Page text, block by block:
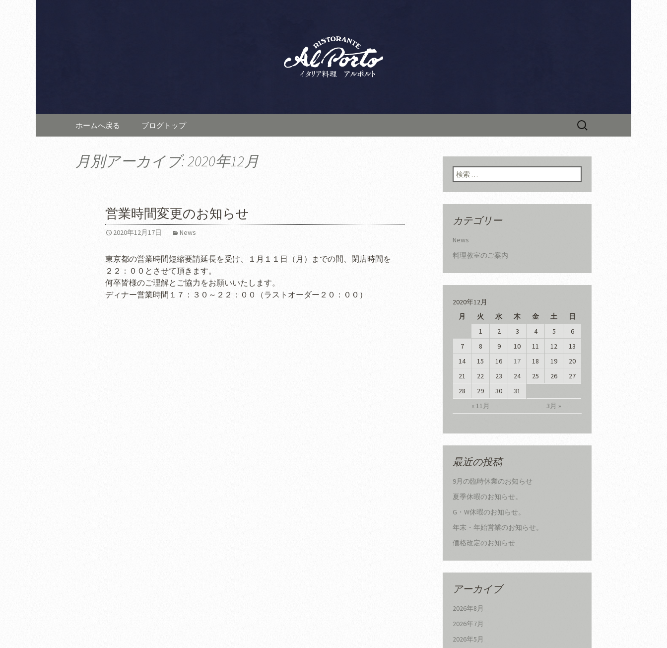
西麻布で人気のイタリアン「リストラン
テ アルポルト」の新着情報
コンテンツへ移動
ホームへ戻る ブログトップ
検
月別アーカイブ: 2020年12月
営業時間変更のお知らせ
2020年12月17日 News
東京都の営業時間短縮要請延長を受け、１月１１日（月）までの間、閉店時間を
２２：００とさせて頂きます。
何卒皆様のご理解とご協力をお願いいたします。
ディナー営業時間１７：３０～２２：００（ラストオーダー２０：００）
検索:
カテゴリー
News
料理教室のご案内
2020年12月
月
火 水 木 金 土 日
« 11月 3月 »
1 2 3 4 5
6
7
8 9 10 11 12
13
14
15 16 17 18 19
20
21
22 23 24 25 26
27
28
29 30 31
最近の投稿
9月の臨時休業のお知らせ
夏季休暇のお知らせ。
G・W休暇のお知らせ。
年末・年始営業のお知らせ。
価格改定のお知らせ
アーカイブ
2026年8月
2026年7月
2026年5月